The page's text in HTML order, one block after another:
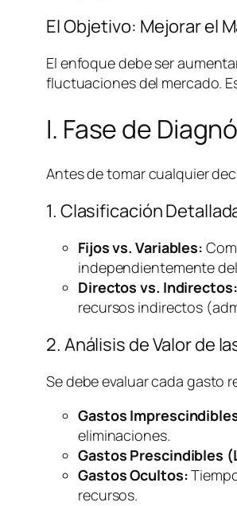
El Objetivo: Mejorar el
El enfoque debe ser
fluctuaciones del mercado.
I. Fase de
Antes de tomar cualquier
1. Clasificación
Fijos vs. Variables:
independientemente
Directos vs. Indirectos:
recursos indirectos
2. Análisis de Valor de
Se debe evaluar cada gasto
Gastos
eliminaciones.
Gastos Prescindibles
Gastos Ocultos:
recursos.